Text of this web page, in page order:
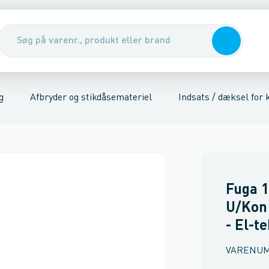
Kabler, rør & jording/udligningTavler, kabelskabe & DIN-
Afbryder og stikdåsemateriel Indsats / dæksel for
Udendørs stikkontakterStikkontakter Trykknap
Fuga
U/
- El-